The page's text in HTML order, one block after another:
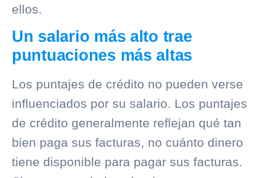
ellos.
Un salario más alto trae
puntuaciones más altas
Los puntajes de crédito no pueden verse
influenciados por su salario. Los puntajes
de crédito generalmente reflejan qué tan
bien paga sus facturas, no cuánto dinero
tiene disponible para pagar sus facturas.